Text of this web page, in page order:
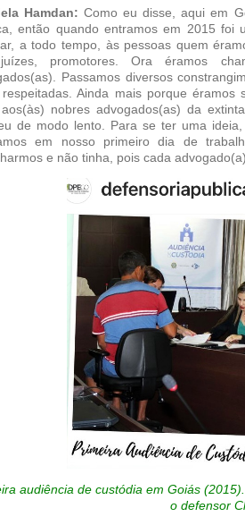
Hamdan: Como eu disse, aqui em
então quando entramos em 2015 foi
a todo tempo, às pessoas quem
promotores. Ora éramos
Passamos diversos
Ainda mais porque éramos
nobres advogados(as) da
de modo lento. Para se ter uma
em nosso primeiro dia de
e não tinha, pois cada
audiência de custódia em Goiás
o defensor